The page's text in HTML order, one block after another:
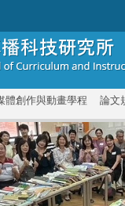
體創作與動畫學程 論文